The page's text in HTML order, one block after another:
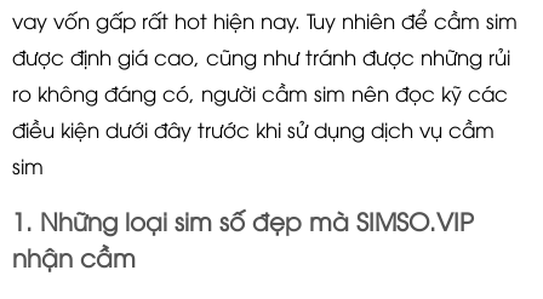
vay vốn gấp rất hot hiện nay. Tuy nhiên để cầm sim
được định giá cao, cũng như tránh được những rủi
ro không đáng có, người cầm sim nên đọc kỹ các
điều kiện dưới đây trước khi sử dụng dịch vụ cầm
sim
1. Những loại sim số đẹp mà SIMSO.VIP
nhận cầm